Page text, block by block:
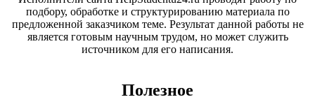
подбору, обработке и структурированию материала по
предложенной заказчиком теме. Результат данной работы не
является готовым научным трудом, но может служить
источником для его написания.
Полезное